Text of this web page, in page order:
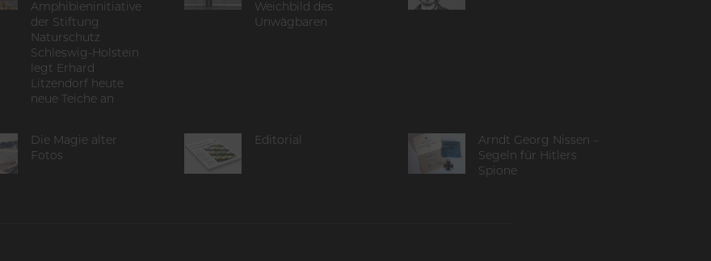
Amphibieninitiative
der Stiftung
Naturschutz
Schleswig-Holstein
legt Erhard
Litzendorf heute
neue Teiche an
Weichbild des
Unwägbaren
Die Magie alter
Fotos
Editorial
Arndt Georg Nissen –
Segeln für Hitlers
Spione